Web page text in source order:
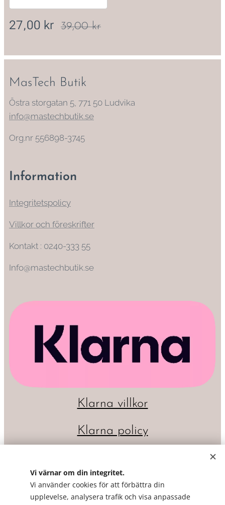
27,00 kr 39,00kr
MasTech Butik
Östra storgatan 5, 771 50 Ludvika
info@mastechbutik.se
Org.nr 556898-3745
Information
Integritetspolicy
Villkor och föreskrifter
Kontakt : 0240-333 55
Info@mastechbutik.se
Klarna villkor
Klarna policy
Vi värnar om din integritet.
Vi använder cookies för att förbättra din
upplevelse, analysera trafik och visa anpassade